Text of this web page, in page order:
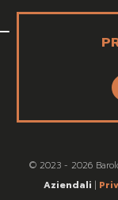
© 2023 - 2026
Aziendali |